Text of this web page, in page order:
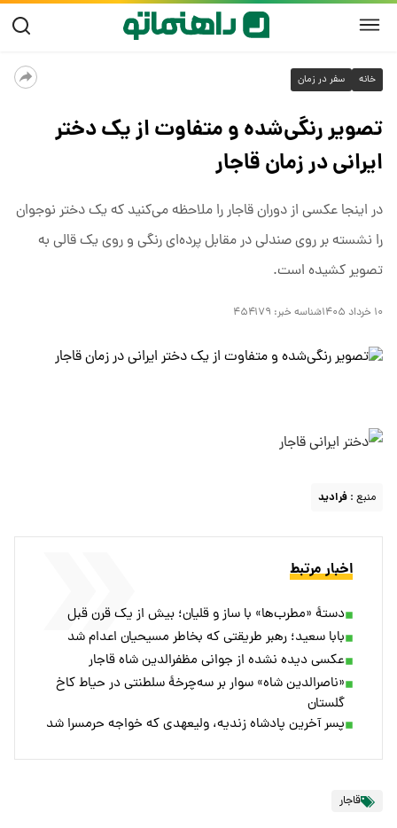
خانه سفر در زمان
تصویر رنگی‌شده و متفاوت از یک دختر
ایرانی در زمان قاجار
در اینجا عکسی از دوران قاجار را ملاحظه می‌کنید که یک دختر نوجوان
را نشسته بر روی صندلی در مقابل پرده‌ای رنگی و روی یک قالی به
تصویر کشیده است.
۱۰ خرداد ۱۴۰۵ شناسه خبر: ۴۵۴۱۷۹
منبع : فرادید
اخبار مرتبط
دستۀ «مطرب‌ها» با ساز و قلیان؛ بیش از یک قرن قبل
بابا سعید؛ رهبر طریقتی که بخاطر مسیحیان اعدام شد
عکسی دیده نشده از جوانی مظفرالدین شاه قاجار
«ناصرالدین شاه» سوار بر سه‌چرخۀ سلطنتی در حیاط کاخ
گلستان
پسر آخرین پادشاه زندیه، ولیعهدی که خواجه حرمسرا شد
قاجار